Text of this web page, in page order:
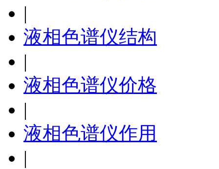
|
液相色谱仪结构
|
液相色谱仪价格
|
液相色谱仪作用
|